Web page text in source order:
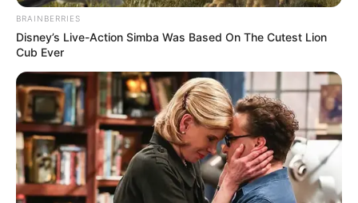
BRAINBERRIES
Disney’s Live-Action Simba Was Based On The Cutest Lion
Cub Ever